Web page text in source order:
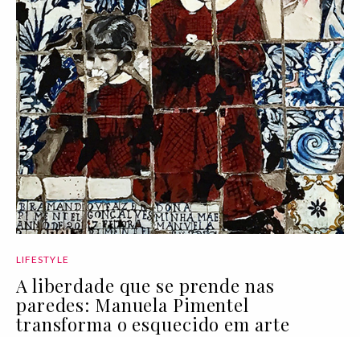
LIFESTYLE
A liberdade que se prende nas
paredes: Manuela Pimentel
transforma o esquecido em arte